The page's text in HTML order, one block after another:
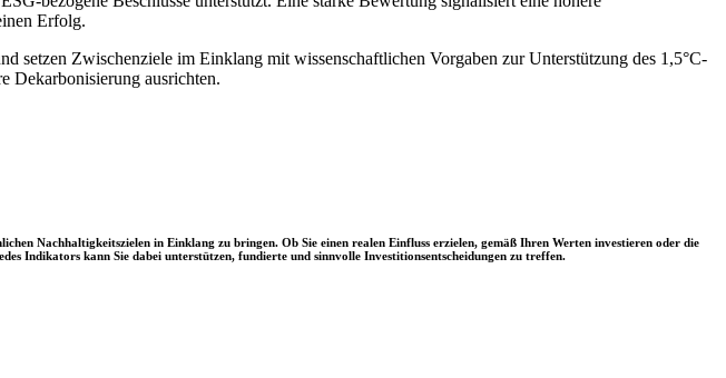
Erfolg.
setzen Zwischenziele im Einklang mit wissenschaftlichen Vorgaben zur Unterstützung des 1,5°C-
Dekarbonisierung ausrichten.
Nachhaltigkeitszielen in Einklang zu bringen. Ob Sie einen realen Einfluss erzielen, gemäß Ihren Werten investieren oder die
Indikators kann Sie dabei unterstützen, fundierte und sinnvolle Investitionsentscheidungen zu treffen.